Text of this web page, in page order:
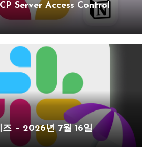
Server Access Control
– 2026년 7월 16일